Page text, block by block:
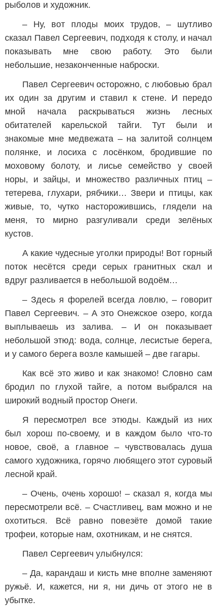
рыболов и художник.
– Ну, вот плоды моих трудов, – шутливо
сказал Павел Сергеевич, подходя к столу, и начал
показывать мне свою работу. Это были
небольшие, незаконченные наброски.
Павел Сергеевич осторожно, с любовью брал
их один за другим и ставил к стене. И передо
мной начала раскрываться жизнь лесных
обитателей карельской тайги. Тут были и
знакомые мне медвежата – на залитой солнцем
полянке, и лосиха с лосёнком, бродившие по
моховому болоту, и лисье семейство у своей
норы, и зайцы, и множество различных птиц –
тетерева, глухари, рябчики… Звери и птицы, как
живые, то, чутко насторожившись, глядели на
меня, то мирно разгуливали среди зелёных
кустов.
А какие чудесные уголки природы! Вот горный
поток несётся среди серых гранитных скал и
вдруг разливается в небольшой водоём…
– Здесь я форелей всегда ловлю, – говорит
Павел Сергеевич. – А это Онежское озеро, когда
выплываешь из залива. – И он показывает
небольшой этюд: вода, солнце, лесистые берега,
и у самого берега возле камышей – две гагары.
Как всё это живо и как знакомо! Словно сам
бродил по глухой тайге, а потом выбрался на
широкий водный простор Онеги.
Я пересмотрел все этюды. Каждый из них
был хорош по-своему, и в каждом было что-то
новое, своё, а главное – чувствовалась душа
самого художника, горячо любящего этот суровый
лесной край.
– Очень, очень хорошо! – сказал я, когда мы
пересмотрели всё. – Счастливец, вам можно и не
охотиться. Всё равно повезёте домой такие
трофеи, которые нам, охотникам, и не снятся.
Павел Сергеевич улыбнулся:
– Да, карандаш и кисть мне вполне заменяют
ружьё. И, кажется, ни я, ни дичь от этого не в
убытке.